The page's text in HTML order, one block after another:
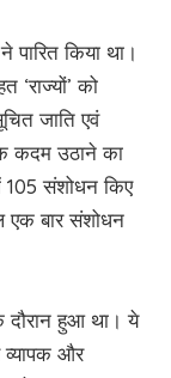
किया था।
को
जाति एवं
कदम उठाने का
105 संशोधन किए
एक बार संशोधन
हुआ था। ये
और